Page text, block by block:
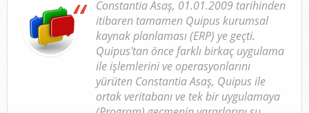
Constantia Asaş, 01.01.2009 tarihinden
itibaren tamamen Quipus kurumsal
kaynak planlaması (ERP) ye geçti.
Quipus'tan önce farklı birkaç uygulama
ile işlemlerini ve operasyonlarını
yürüten Constantia Asaş, Quipus ile
ortak veritabanı ve tek bir uygulamaya